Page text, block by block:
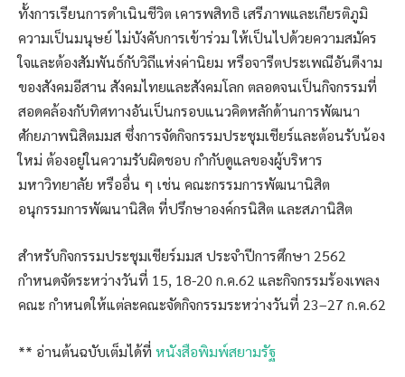
ทั้งการเรียนการดำเนินชีวิต เคารพสิทธิ เสรีภาพและเกียรติภูมิ
ความเป็นมนุษย์ ไม่บังคับการเข้าร่วม ให้เป็นไปด้วยความสมัคร
ใจและต้องสัมพันธ์กับวิถีแห่งค่านิยม หรือจารีตประเพณีอันดีงาม
ของสังคมอีสาน สังคมไทยและสังคมโลก ตลอดจนเป็นกิจกรรมที่
สอดคล้องกับทิศทางอันเป็นกรอบแนวคิดหลักด้านการพัฒนา
ศักยภาพนิสิตมมส ซึ่งการจัดกิจกรรมประชุมเชียร์และต้อนรับน้อง
ใหม่ ต้องอยู่ในความรับผิดชอบ กำกับดูแลของผู้บริหาร
มหาวิทยาลัย หรืออื่น ๆ เช่น คณะกรรมการพัฒนานิสิต
อนุกรรมการพัฒนานิสิต ที่ปรึกษาองค์กรนิสิต และสภานิสิต
สำหรับกิจกรรมประชุมเชียร์มมส ประจำปีการศึกษา 2562
กำหนดจัดระหว่างวันที่ 15, 18-20 ก.ค.62 และกิจกรรมร้องเพลง
คณะ กำหนดให้แต่ละคณะจัดกิจกรรมระหว่างวันที่ 23–27 ก.ค.62
** อ่านต้นฉบับเต็มได้ที่ หนังสือพิมพ์สยามรัฐ